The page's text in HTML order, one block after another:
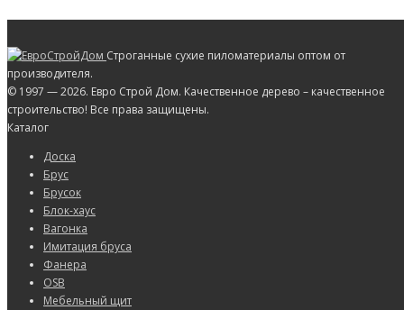
Строганные сухие пиломатериалы оптом от
производителя.
© 1997 — 2026. Евро Строй Дом. Качественное дерево – качественное
строительство! Все права защищены.
Каталог
Доска
Брус
Брусок
Блок-хаус
Вагонка
Имитация бруса
Фанера
OSB
Мебельный щит